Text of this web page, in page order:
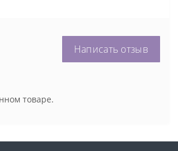
Написать отзыв
товаре.